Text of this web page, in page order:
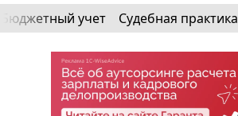
Бюджетный учет Судебная практика